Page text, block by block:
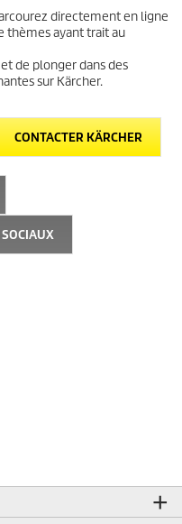
directement en ligne
thèmes ayant trait au
de plonger dans des
sur Kärcher.
CONTACTER KÄRCHER